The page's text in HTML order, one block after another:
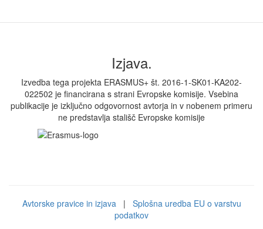
Izjava.
Izvedba tega projekta ERASMUS+ št. 2016-1-SK01-KA202-
022502 je financirana s strani Evropske komisije. Vsebina
publikacije je izključno odgovornost avtorja in v nobenem primeru
ne predstavlja stališč Evropske komisije
Avtorske pravice in izjava| Splošna uredba EU o varstvu
podatkov